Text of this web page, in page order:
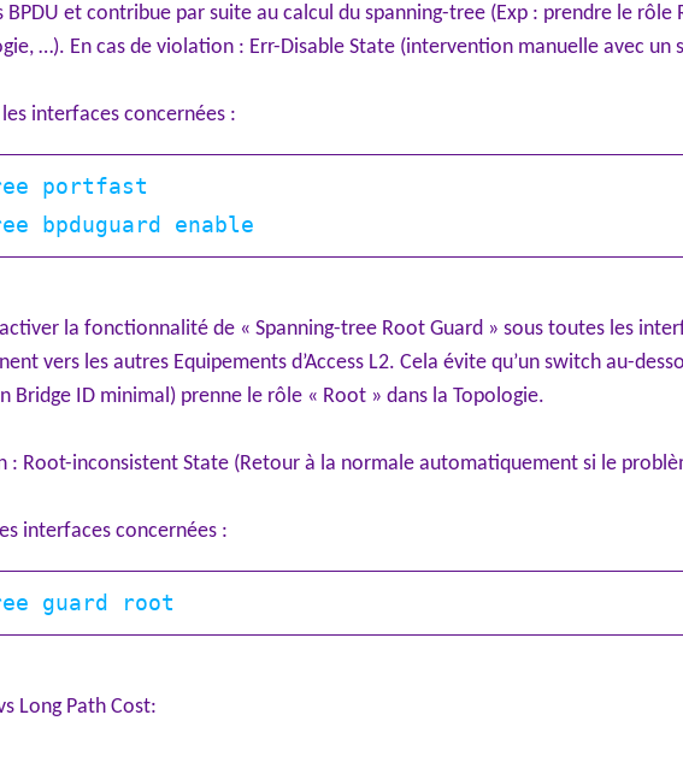
BPDU et contribue par suite au calcul du spanning-tree (Exp : prendre le rôle
…). En cas de violation : Err-Disable State (intervention manuelle avec
interfaces concernées :
portfast
la fonctionnalité de « Spanning-tree Root Guard » sous toutes les
vers les autres Equipements d’Access L2. Cela évite qu’un switch au-
Bridge ID minimal) prenne le rôle « Root » dans la Topologie.
: Root-inconsistent State (Retour à la normale automatiquement si le
interfaces concernées :
Long Path Cost: